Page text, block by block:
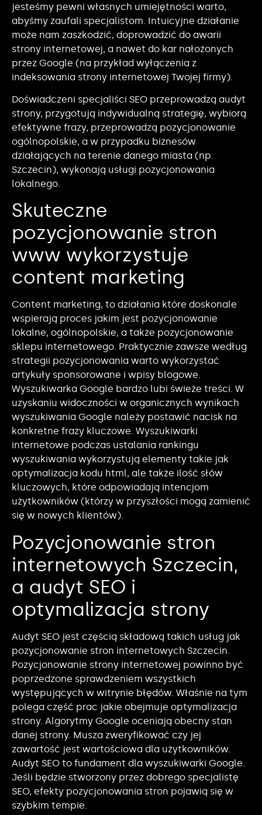
jesteśmy pewni własnych umiejętności warto,
abyśmy zaufali specjalistom. Intuicyjne działanie
może nam zaszkodzić, doprowadzić do awarii
strony internetowej, a nawet do kar nałożonych
przez Google (na przykład wyłączenia z
indeksowania strony internetowej Twojej firmy).
Doświadczeni specjaliści SEO przeprowadzą audyt
strony, przygotują indywidualną strategię, wybiorą
efektywne frazy, przeprowadzą pozycjonowanie
ogólnopolskie, a w przypadku biznesów
działających na terenie danego miasta (np.
Szczecin), wykonają usługi pozycjonowania
lokalnego.
Skuteczne
pozycjonowanie stron
www wykorzystuje
content marketing
Content marketing, to działania które doskonale
wspierają proces jakim jest pozycjonowanie
lokalne, ogólnopolskie, a także pozycjonowanie
sklepu internetowego. Praktycznie zawsze według
strategii pozycjonowania warto wykorzystać
artykuły sponsorowane i wpisy blogowe.
Wyszukiwarka Google bardzo lubi świeże treści. W
uzyskaniu widoczności w organicznych wynikach
wyszukiwania Google należy postawić nacisk na
konkretne frazy kluczowe. Wyszukiwarki
internetowe podczas ustalania rankingu
wyszukiwania wykorzystują elementy takie jak
optymalizacja kodu html, ale także ilość słów
kluczowych, które odpowiadają intencjom
użytkowników (którzy w przyszłości mogą zamienić
się w nowych klientów).
Pozycjonowanie stron
internetowych Szczecin,
a audyt SEO i
optymalizacja strony
Audyt SEO jest częścią składową takich usług jak
pozycjonowanie stron internetowych Szczecin.
Pozycjonowanie strony internetowej powinno być
poprzedzone sprawdzeniem wszystkich
występujących w witrynie błędów. Właśnie na tym
polega część prac jakie obejmuje optymalizacja
strony. Algorytmy Google oceniają obecny stan
danej strony. Musza zweryfikować czy jej
zawartość jest wartościowa dla użytkowników.
Audyt SEO to fundament dla wyszukiwarki Google.
Jeśli będzie stworzony przez dobrego specjalistę
SEO, efekty pozycjonowania stron pojawią się w
szybkim tempie.